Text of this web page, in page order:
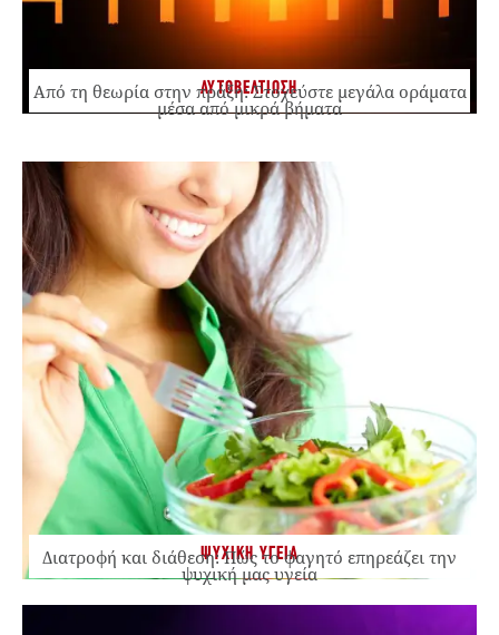
ΑΥΤΟΒΕΛΤΙΩΣΗ
Από τη θεωρία στην πράξη: Στοχεύστε μεγάλα οράματα
μέσα από μικρά βήματα
ΨΥΧΙΚΗ ΥΓΕΙΑ
Διατροφή και διάθεση: Πώς το φαγητό επηρεάζει την
ψυχική μας υγεία